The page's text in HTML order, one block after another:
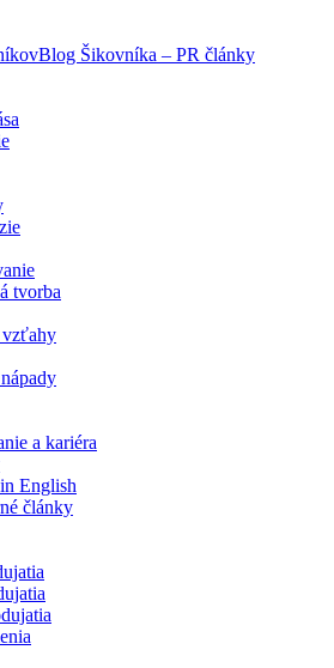
Blog Šikovníka – PR články
tvorba
vzťahy
a kariéra
English
články